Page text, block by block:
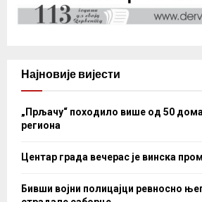
Најновије вијести
„Прљачу“ походило више од 50
региона
Центар града вечерас је винска
Бивши војни полицајци ревносно